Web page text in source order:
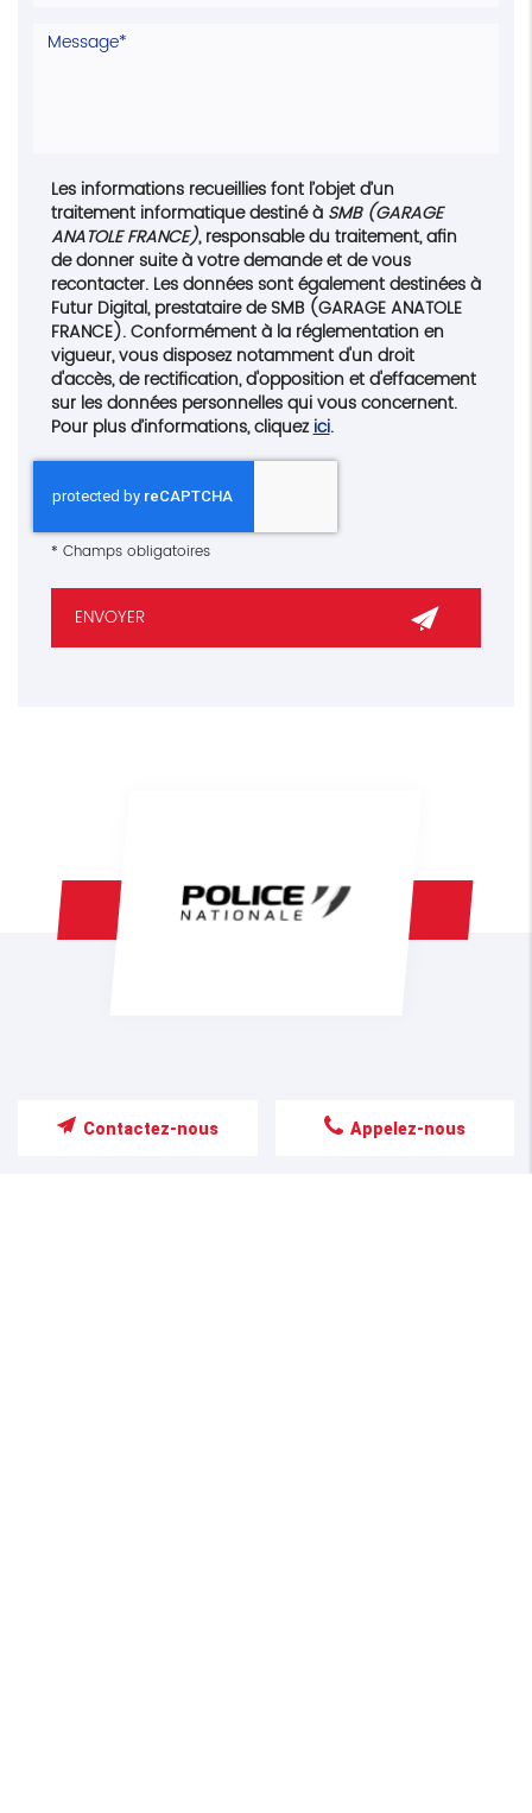
Les informations recueillies font l’objet d’un
traitement informatique destiné àSMB (GARAGE
ANATOLE FRANCE), responsable du traitement, afin
de donner suite à votre demande et de vous
recontacter. Les données sont également destinées à
Futur Digital, prestataire de SMB (GARAGE ANATOLE
FRANCE). Conformément à la réglementation en
vigueur, vous disposez notamment d'un droit
d'accès, de rectification, d'opposition et d'effacement
sur les données personnelles qui vous concernent.
Pour plus d’informations, cliquezici.
* Champs obligatoires
Appelez-nous
Contactez-nous